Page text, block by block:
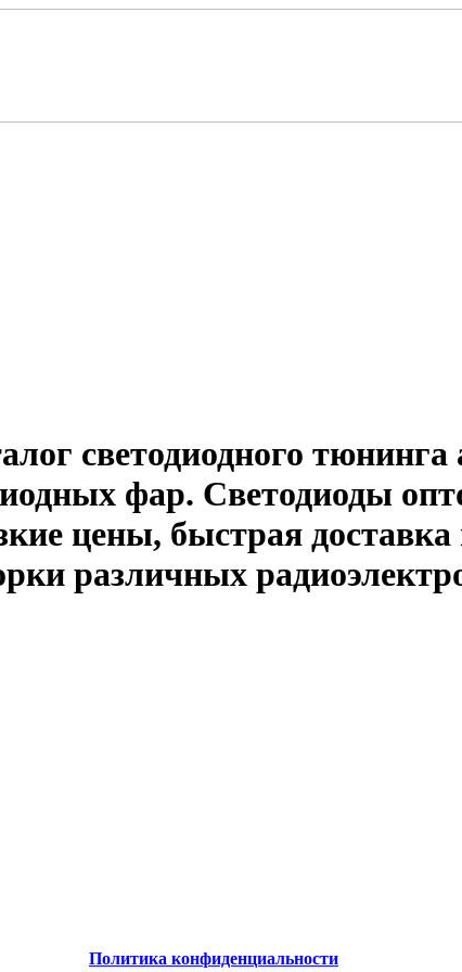
светодиодного тюнинга
фар. Светодиоды
цены, быстрая доставка
различных
Политика конфиденциальности